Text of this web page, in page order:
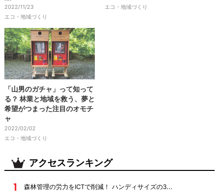
2022/11/23
エコ・地域づくり
エコ・地域づくり
「山男のガチャ」って知って
る？ 林業と地域を救う、夢と
希望がつまった注目のオモチ
ャ
2022/02/02
エコ・地域づくり
アクセスランキング
森林管理の労力をICTで削減！ ハンディサイズの3...